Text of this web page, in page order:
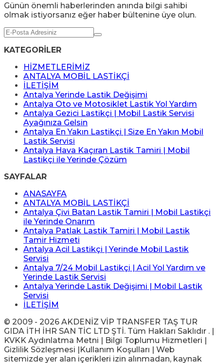
Günün önemli haberlerinden anında bilgi sahibi
olmak istiyorsanız eğer haber bültenine üye olun.
KATEGORİLER
HİZMETLERİMİZ
ANTALYA MOBİL LASTİKÇİ
İLETİŞİM
Antalya Yerinde Lastik Değişimi
Antalya Oto ve Motosiklet Lastik Yol Yardım
Antalya Gezici Lastikçi | Mobil Lastik Servisi
Ayağınıza Gelsin
Antalya En Yakın Lastikçi | Size En Yakın Mobil
Lastik Servisi
Antalya Hava Kaçıran Lastik Tamiri | Mobil
Lastikçi ile Yerinde Çözüm
SAYFALAR
ANASAYFA
ANTALYA MOBİL LASTİKÇİ
Antalya Çivi Batan Lastik Tamiri | Mobil Lastikçi
ile Yerinde Onarım
Antalya Patlak Lastik Tamiri | Mobil Lastik
Tamir Hizmeti
Antalya Acil Lastikçi | Yerinde Mobil Lastik
Servisi
Antalya 7/24 Mobil Lastikçi | Acil Yol Yardım ve
Yerinde Lastik Servisi
Antalya Yerinde Lastik Değişimi | Mobil Lastik
Servisi
İLETİŞİM
© 2009 - 2026 AKDENİZ VİP TRANSFER TAŞ TUR
GIDA İTH İHR SAN TİC LTD ŞTİ. Tüm Hakları Saklıdır . |
KVKK Aydınlatma Metni | Bilgi Toplumu Hizmetleri |
Gizlilik Sözleşmesi |Kullanım Koşulları | Web
sitemizde yer alan içerikleri izin alınmadan, kaynak